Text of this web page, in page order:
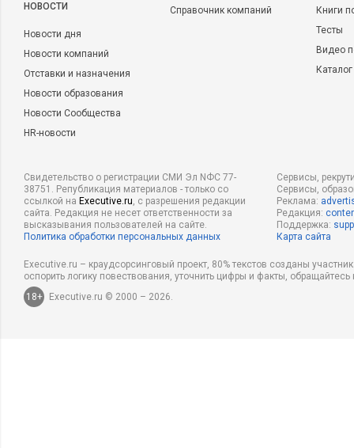
НОВОСТИ
Новости дня
Новости компаний
Отставки и назначения
Новости образования
Новости Сообщества
HR-новости
Справочник компаний
Книги
Тесты
Видео
Свидетельство о регистрации СМИ Эл NФС 77-
38751. Републикация материалов - только со
ссылкой на Executive.ru, с разрешения редакции
сайта. Редакция не несет ответственности за
высказывания пользователей на сайте.
Политика обработки персональных данных
Сервисы,
Сервисы,
Реклама:
Редакция:
Поддержка:
Карта сайта
Executive.ru – краудсорсинговый проект, 80% текстов созданы
оспорить логику повествования, уточнить цифры и факты,
18+
Executive.ru © 2000 – 2026.